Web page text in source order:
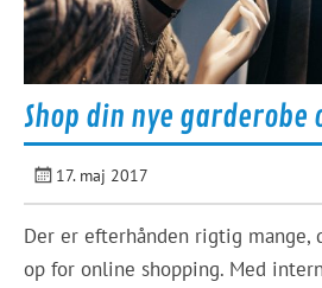
Shop din nye garderobe
17. maj 2017
Der er efterhånden rigtig mange,
op for online shopping. Med